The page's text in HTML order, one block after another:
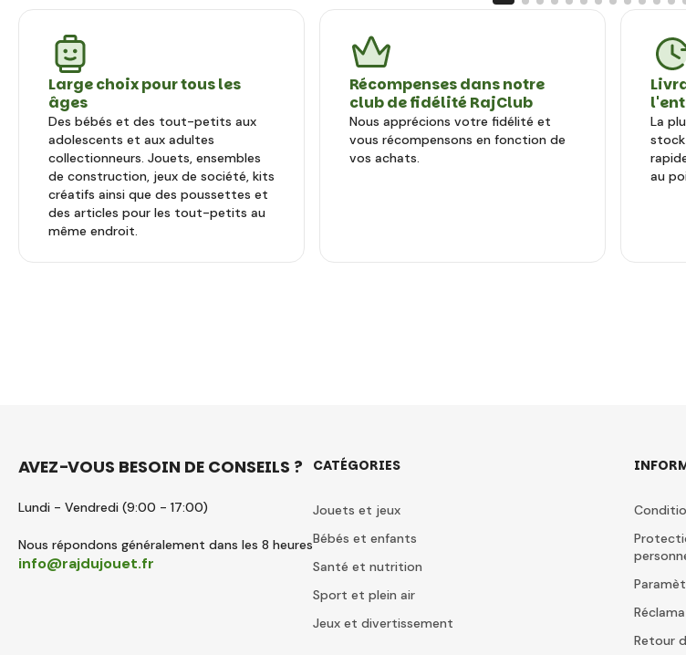
Large choix pour tous les
âges
Des bébés et des tout-petits aux
adolescents et aux adultes
collectionneurs. Jouets, ensembles
de construction, jeux de société, kits
créatifs ainsi que des poussettes et
des articles pour les tout-petits au
même endroit.
Récompenses dans notre
club de fidélité RajClub
Nous apprécions votre fidélité et
vous récompensons en fonction de
vos achats.
La
au
AVEZ-VOUS BESOIN DE CONSEILS ?
Lundi - Vendredi (9:00 - 17:00)
Nous répondons généralement dans les 8 heures
info@rajdujouet.fr
CATÉGORIES
Jouets et jeux
Bébés et enfants
Santé et nutrition
Sport et plein air
Jeux et divertissement
Retour